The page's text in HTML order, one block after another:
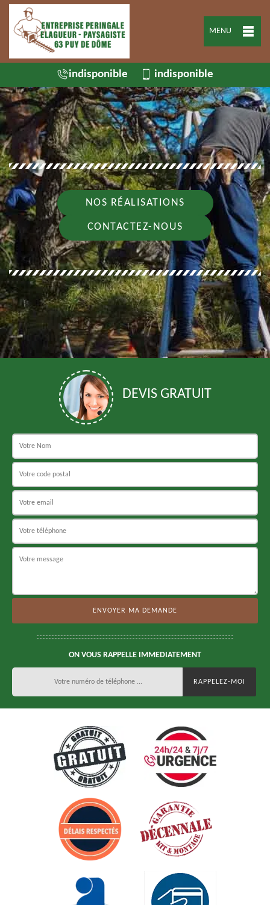
MENU
indisponible indisponible
NOS RÉALISATIONS
CONTACTEZ-NOUS
DEVIS GRATUIT
ON VOUS RAPPELLE IMMEDIATEMENT